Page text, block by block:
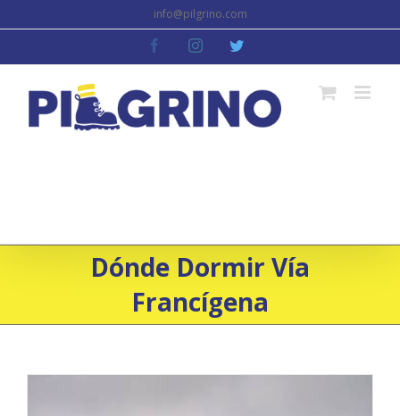
to
info@pilgrino.com
facebookinstagramtwitter
Dónde Dormir Vía
Francígena